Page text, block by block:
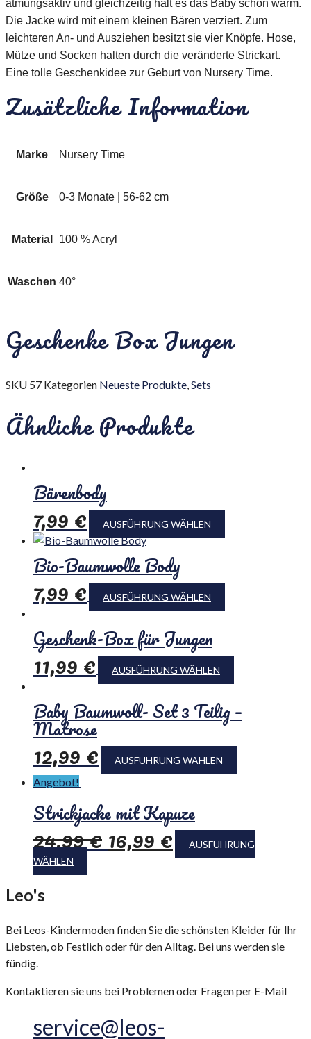
atmungsaktiv und gleichzeitig hält es das Baby schön warm.
Die Jacke wird mit einem kleinen Bären verziert. Zum
leichteren An- und Ausziehen besitzt sie vier Knöpfe. Hose,
Mütze und Socken halten durch die veränderte Strickart.
Eine tolle Geschenkidee zur Geburt von Nursery Time.
Zusätzliche Information
Marke Nursery Time
Größe 0-3 Monate | 56-62 cm
Material 100 % Acryl
Waschen 40°
Geschenke Box Jungen
SKU 57 Kategorien Neueste Produkte,Sets
Ähnliche Produkte
Bärenbody
7,99€ AUSFÜHRUNG WÄHLEN
Bio-Baumwolle Body
7,99€ AUSFÜHRUNG WÄHLEN
Geschenk-Box für Jungen
11,99€ AUSFÜHRUNG WÄHLEN
Baby Baumwoll- Set 3 Teilig –
Matrose
12,99€ AUSFÜHRUNG WÄHLEN
Angebot!
Strickjacke mit Kapuze
24,99€16,99€
AUSFÜHRUNG
WÄHLEN
Leo's
Bei Leos-Kindermoden finden Sie die schönsten Kleider für Ihr
Liebsten, ob Festlich oder für den Alltag. Bei uns werden sie
fündig.
Kontaktieren sie uns bei Problemen oder Fragen per E-Mail
service@leos-